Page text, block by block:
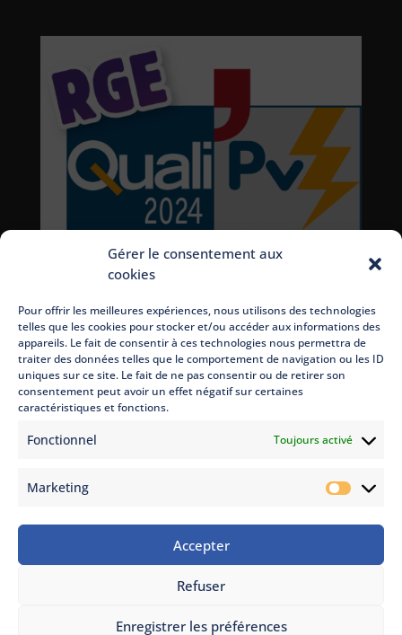
Gérer le consentement aux
cookies
Pour offrir les meilleures expériences, nous utilisons des technologies
telles que les cookies pour stocker et/ou accéder aux informations des
appareils. Le fait de consentir à ces technologies nous permettra de
traiter des données telles que le comportement de navigation ou les ID
uniques sur ce site. Le fait de ne pas consentir ou de retirer son
consentement peut avoir un effet négatif sur certaines
caractéristiques et fonctions.
Fonctionnel Toujours activé
Marketing
Accepter
Refuser
Enregistrer les préférences
| Adapté avec